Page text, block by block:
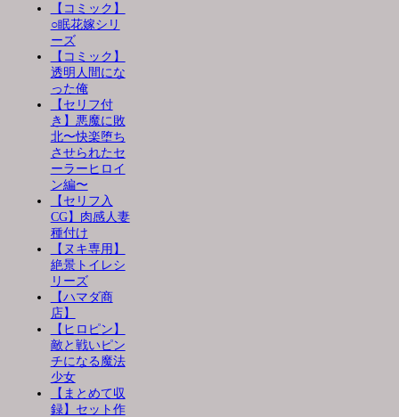
【コミック】
○眠花嫁シリ
ーズ
【コミック】
透明人間にな
った俺
【セリフ付
き】悪魔に敗
北〜快楽堕ち
させられたセ
ーラーヒロイ
ン編〜
【セリフ入
CG】肉感人妻
種付け
【ヌキ専用】
絶景トイレシ
リーズ
【ハマダ商
店】
【ヒロピン】
敵と戦いピン
チになる魔法
少女
【まとめて収
録】セット作